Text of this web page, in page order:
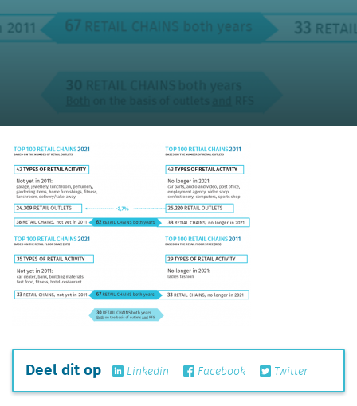
Deel dit op Linkedin Facebook Twitter